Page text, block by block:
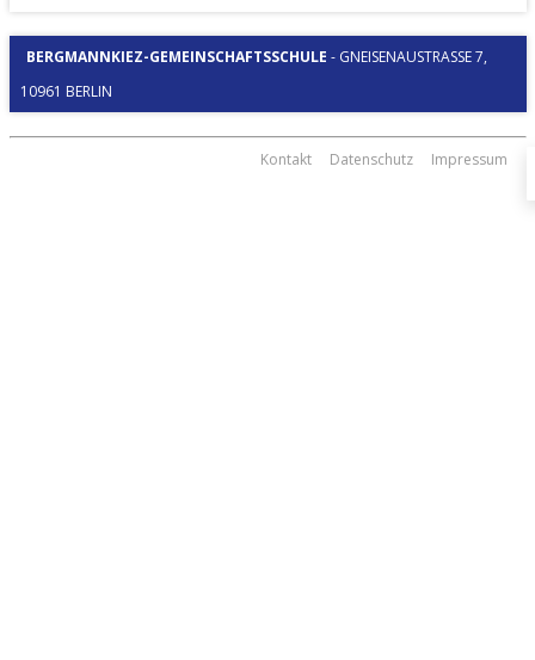
BERGMANNKIEZ-GEMEINSCHAFTSSCHULE - GNEISENAUSTRASSE 7, 1
0961 BERLIN
Kontakt Datenschutz Impressum